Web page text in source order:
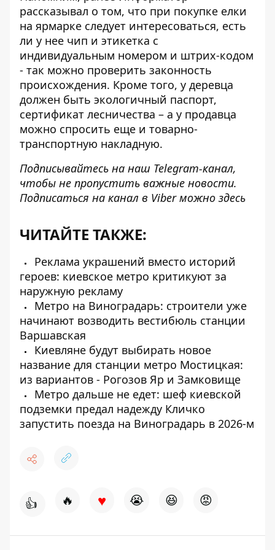
рассказывал о том, что при покупке елки
на ярмарке следует интересоваться, есть
ли у нее чип и этикетка с
индивидуальным номером и штрих-кодом
- так можно проверить законность
происхождения. Кроме того, у деревца
должен быть экологичный паспорт,
сертификат лесничества – а у продавца
можно спросить еще и товарно-
транспортную накладную.
Подписывайтесь на наш Telegram-канал,
чтобы не пропустить важные новости.
Подписаться на канал в Viber можно здесь
ЧИТАЙТЕ ТАКЖЕ:
Реклама украшений вместо историй
героев: киевское метро критикуют за
наружную рекламу
Метро на Виноградарь: строители уже
начинают возводить вестибюль станции
Варшавская
Киевляне будут выбирать новое
название для станции метро Мостицкая:
из вариантов - Рогозов Яр и Замковище
Метро дальше не едет: шеф киевской
подземки предал надежду Кличко
запустить поезда на Виноградарь в 2026-м
👍 🔥 ♥ 😭 😆 😡